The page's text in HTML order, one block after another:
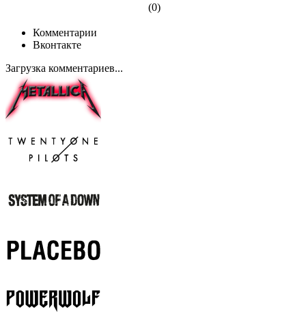
(0)
Комментарии
Вконтакте
Загрузка комментариев...